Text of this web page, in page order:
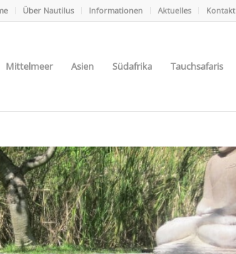
Über Nautilus Informationen Aktuelles Kontakt
Mittelmeer Asien Südafrika Tauchsafaris